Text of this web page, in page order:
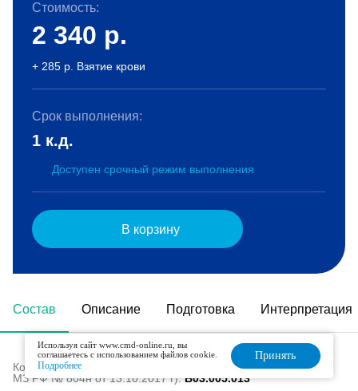
Состав Описание Подготовка Интерпретация
Код в номенклатуре медицинских услуг (Приказ
МЗ РФ № 804н от 13.10.2017 г):B03.005.013
Стоимость:
2 340 р.
+ 285 р. Взятие крови
Срок выполнения:
1 к.д.
Доступен срочный режим выполнения
В корзину
Используя сайт www.cmd-online.ru, вы
соглашаетесь с использованием файлов cookie.
Подробнее
Принять